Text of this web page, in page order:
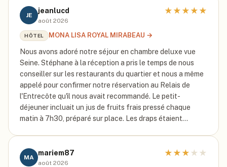
JE
jeanlucd
août 2026
★ ★ ★ ★ ★
HÔTEL MONA LISA ROYAL MIRABEAU →
Nous avons adoré notre séjour en chambre deluxe vue
Seine. Stéphane à la réception a pris le temps de nous
conseiller sur les restaurants du quartier et nous a même
appelé pour confirmer notre réservation au Relais de
l'Entrecôte qu'il nous avait recommandé. Le petit-
déjeuner incluait un jus de fruits frais pressé chaque
matin à 7h30, préparé sur place. Les draps étaient…
MA
mariem87
août 2026
★ ★ ★ ★ ★